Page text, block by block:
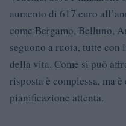
aumento di 617 euro
come Bergamo, Belluno,
seguono a ruota, tutte
della vita. Come si può
risposta è complessa, ma
pianificazione attenta.